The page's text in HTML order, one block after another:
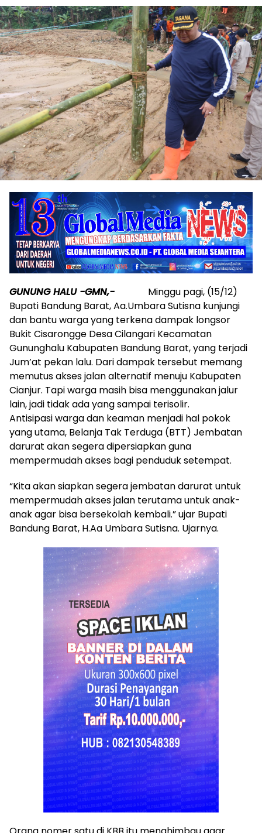
GUNUNG HALU -GMN,-
Minggu pagi, (15/12)
Bupati Bandung Barat, Aa.Umbara Sutisna kunjungi
dan bantu warga yang terkena dampak longsor
Bukit Cisarongge Desa Cilangari Kecamatan
Gununghalu Kabupaten Bandung Barat, yang terjadi
Jum’at pekan lalu. Dari dampak tersebut memang
memutus akses jalan alternatif menuju Kabupaten
Cianjur. Tapi warga masih bisa menggunakan jalur
lain, jadi tidak ada yang sampai terisolir.
Antisipasi warga dan keaman menjadi hal pokok
yang utama, Belanja Tak Terduga (BTT) Jembatan
darurat akan segera dipersiapkan guna
mempermudah akses bagi penduduk setempat.
“Kita akan siapkan segera jembatan darurat untuk
mempermudah akses jalan terutama untuk anak-
anak agar bisa bersekolah kembali.” ujar Bupati
Bandung Barat, H.Aa Umbara Sutisna. Ujarnya.